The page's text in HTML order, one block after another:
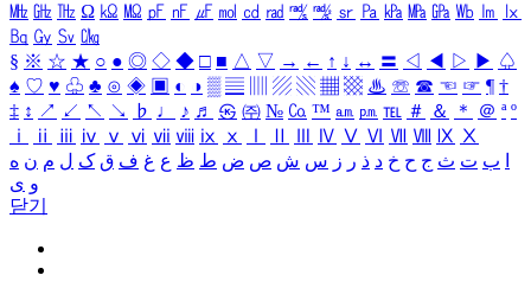
㎒ ㎓ ㎔ Ω ㏀ ㏁ ㎊ ㎋ ㎌ ㏖ ㏅ ㎭ ㎮ ㎯ ㏛ ㎩ ㎪ ㎫ ㎬ ㏝ ㏐
㏓
㏃ ㏉ ㏜ ㏆
§ ※ ☆ ★ ○ ● ◎ ◇ ◆ □ ■ △ ▽ → ← ↑ ↓ ↔ 〓 ◁ ◀ ▷ ▶ ♤
♠ ♡ ♥ ♧ ♣ ⊙ ◈ ▣ ◐ ◑ ▒ ▤ ▨ ▧ ▦ ▩ ♨ ☏ ☎ ☜ ☞ ¶ †
‡ ↕ ↗ ↙ ↖ ↘ ♭ ♩ ♪ ♬ ㉿ ㈜ № ㏇ ™ ㏂ ㏘ ℡ ＃ ＆ ＊ ＠ ª º
ⅰ
ⅱ ⅲ ⅳ ⅴ ⅵ ⅶ ⅷ ⅸ ⅹ Ⅳ Ⅴ Ⅵ Ⅶ Ⅷ Ⅸ Ⅹ
ب ت ث ج ح خ د ذ ر ز س ش ص ض ط ظ ع غ ف ق ک ل م ن ه
و ی
닫기